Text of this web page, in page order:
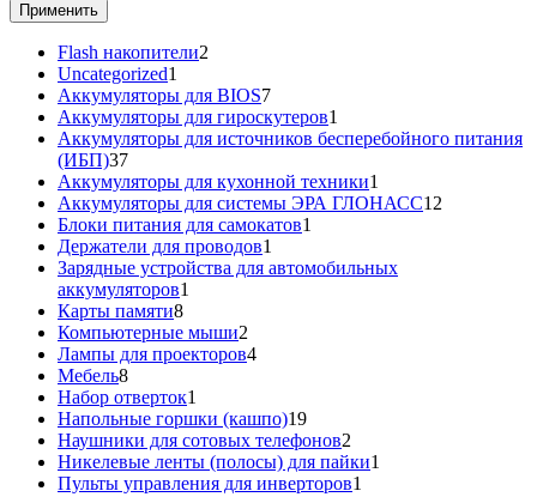
Применить
Flash накопители2
Uncategorized1
товар
Аккумуляторы для BIOS77
товаров
Аккумуляторы для гироскутеров1
товар
Аккумуляторы для источников бесперебойного питания
(ИБП)3737
товаров
Аккумуляторы для кухонной техники1
товар
Аккумуляторы для системы ЭРА ГЛОНАСС12
Блоки питания для самокатов1
Держатели для проводов1
товар
Зарядные устройства для автомобильных
аккумуляторов1
Карты памяти88
товаров
Компьютерные мыши2
товара
Лампы для проекторов44
Мебель88
товаров
Набор отверток1
товар
Напольные горшки (кашпо)1919
товаров
Наушники для сотовых телефонов2
товара
Никелевые ленты (полосы) для пайки1
Пульты управления для инверторов1